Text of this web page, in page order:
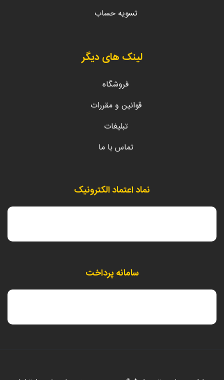
تسویه حساب
لینک های دیگر
فروشگاه
قوانین و مقررات
تبلیغات
تماس با ما
نماد اعتماد الکترونیک
سامانه پرداخت